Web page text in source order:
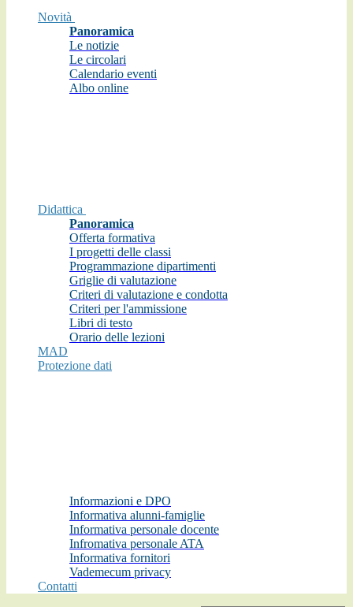
Novità
Panoramica
Le notizie
Le circolari
Calendario eventi
Albo online
Didattica
Panoramica
Offerta formativa
I progetti delle classi
Programmazione dipartimenti
Griglie di valutazione
Criteri di valutazione e condotta
Criteri per l'ammissione
Libri di testo
Orario delle lezioni
MAD
Protezione dati
Informazioni e DPO
Informativa alunni-famiglie
Informativa personale docente
Infromativa personale ATA
Informativa fornitori
Vademecum privacy
Contatti